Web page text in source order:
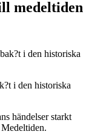
medeltiden
i den historiska
händelser starkt